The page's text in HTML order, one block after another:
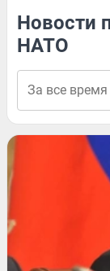
Новости
НАТО